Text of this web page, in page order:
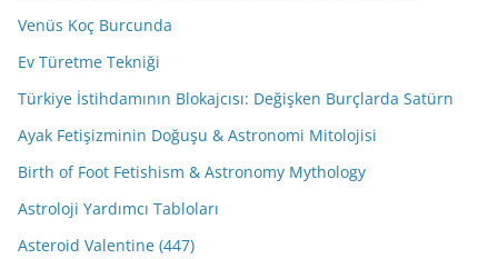
Venüs Koç Burcunda
Ev Türetme Tekniği
Türkiye İstihdamının Blokajcısı: Değişken Burçlarda Satürn
Ayak Fetişizminin Doğuşu & Astronomi Mitolojisi
Birth of Foot Fetishism & Astronomy Mythology
Astroloji Yardımcı Tabloları
Asteroid Valentine (447)